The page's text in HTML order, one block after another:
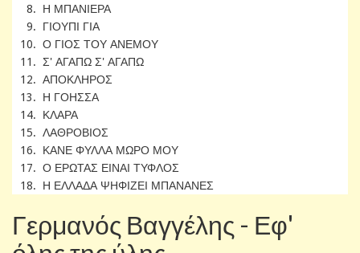
8. Η ΜΠΑΝΙΕΡΑ
9. ΓΙΟΥΠΙ ΓΙΑ
10. Ο ΓΙΟΣ ΤΟΥ ΑΝΕΜΟΥ
11. Σ' ΑΓΑΠΩ Σ' ΑΓΑΠΩ
12. ΑΠΟΚΛΗΡΟΣ
13. Η ΓΟΗΣΣΑ
14. ΚΛΑΡΑ
15. ΛΑΘΡΟΒΙΟΣ
16. ΚΑΝΕ ΦΥΛΛΑ ΜΩΡΟ ΜΟΥ
17. Ο ΕΡΩΤΑΣ ΕΙΝΑΙ ΤΥΦΛΟΣ
18. Η ΕΛΛΑΔΑ ΨΗΦΙΖΕΙ ΜΠΑΝΑΝΕΣ
Γερμανός Βαγγέλης - Εφ'